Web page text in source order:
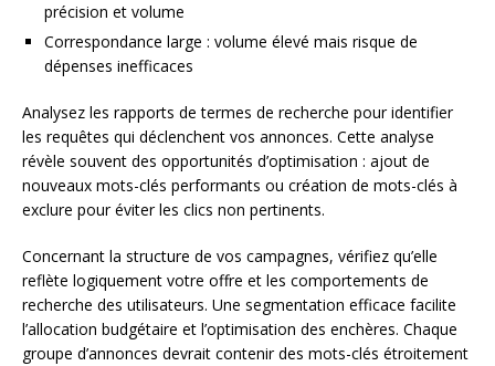
précision et volume
Correspondance large : volume élevé mais risque de
dépenses inefficaces
Analysez les rapports de termes de recherche pour identifier
les requêtes qui déclenchent vos annonces. Cette analyse
révèle souvent des opportunités d’optimisation : ajout de
nouveaux mots-clés performants ou création de mots-clés à
exclure pour éviter les clics non pertinents.
Concernant la structure de vos campagnes, vérifiez qu’elle
reflète logiquement votre offre et les comportements de
recherche des utilisateurs. Une segmentation efficace facilite
l’allocation budgétaire et l’optimisation des enchères. Chaque
groupe d’annonces devrait contenir des mots-clés étroitement